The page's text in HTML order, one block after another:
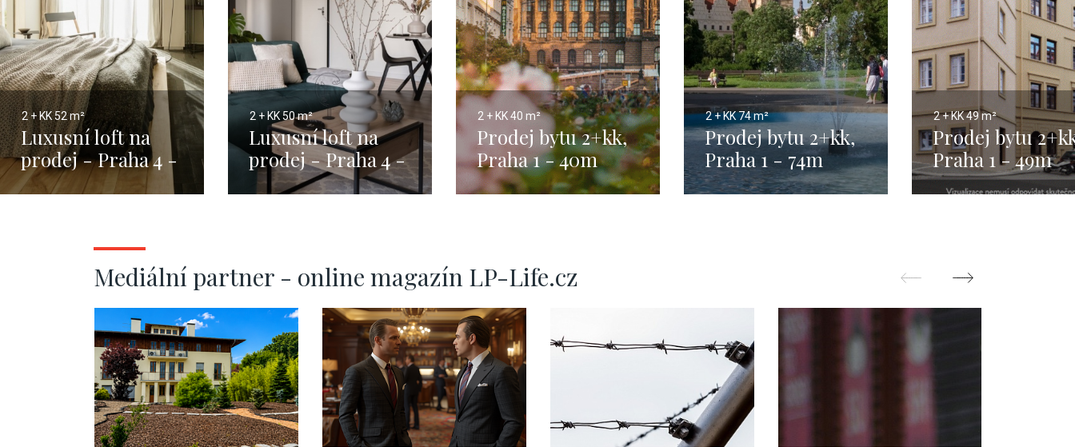
2 + KK52 m²
Luxusní loft na
prodej - Praha 4 -
52m
2 + KK50 m²
Luxusní loft na
prodej - Praha 4 -
50m
2 + KK40 m²
Prodej bytu 2+kk,
Praha 1 - 40m
2 + KK74 m²
Prodej bytu 2+kk,
Praha 1 - 74m
2 + KK49 m²
Prodej bytu
Praha 1 - 49m
Mediální partner - online magazín LP-Life.cz